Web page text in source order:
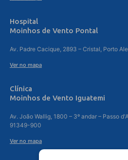
Hospital
Moinhos de Vento Pontal
Av. Padre Cacique, 2893 – Cristal, Porto
Ver no mapa
Clínica
Moinhos de Vento Iguatemi
Av. João Wallig, 1800 – 3º andar – Passo
91349-900
Ver no mapa